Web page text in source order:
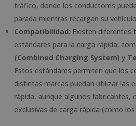
tráfico, donde los conductores
parada mientras recargan su
Compatibilidad: Existen diferentes
estándares para la carga rápida,
(Combined Charging System) y
Estos estándares permiten que los
distintas marcas puedan utilizar las
rápida, aunque algunos fabricantes,
exclusivas de carga rápida (como